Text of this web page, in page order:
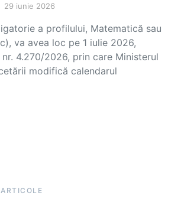
29 iunie 2026
a profilului, Matematică sau
va avea loc pe 1 iulie 2026,
4.270/2026, prin care Ministerul
modifică calendarul